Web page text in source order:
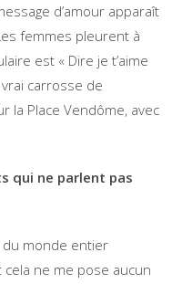
d’amour apparaît
femmes pleurent à
est « Dire je t’aime
carrosse de
la Place Vendôme, avec
qui ne parlent pas
du monde entier
cela ne me pose aucun